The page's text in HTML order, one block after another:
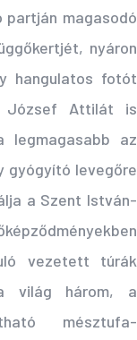
partján magasodó
nyáron
hangulatos fotót
József Attilát is
legmagasabb az
gyógyító levegőre
a Szent István-
vezetett túrák
világ három, a
mésztufa-